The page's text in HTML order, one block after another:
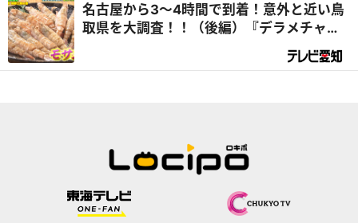
名古屋から3～4時間で到着！意外と近い鳥
取県を大調査！！（後編）『デラメチャ気